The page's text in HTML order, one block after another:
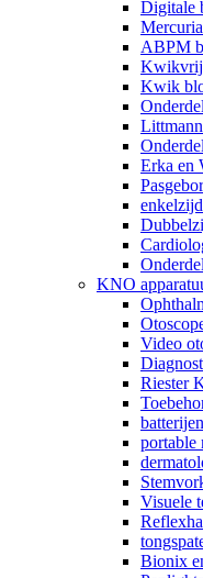
Digitale
ABPM
Kwik
Erka en
KNO
Video
Riester
batterijen
portable
Visuele
Bionix